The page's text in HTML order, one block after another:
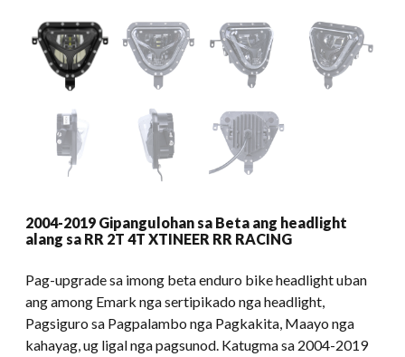
2004-2019 Gipangulohan sa Beta ang headlight
alang sa RR 2T 4T XTINEER RR RACING
Pag-upgrade sa imong beta enduro bike headlight uban
ang among Emark nga sertipikado nga headlight,
Pagsiguro sa Pagpalambo nga Pagkakita, Maayo nga
kahayag, ug ligal nga pagsunod. Katugma sa 2004-2019